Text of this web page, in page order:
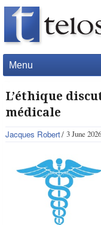
Menu
L’éthique
médicale
Jacques Robert 3 June 2026